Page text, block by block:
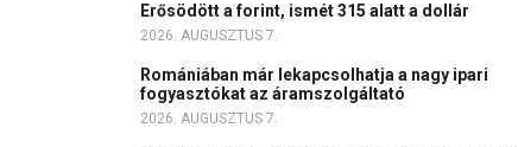
Erősödött a forint, ismét 315 alatt a dollár
2026. AUGUSZTUS 7.
Romániában már lekapcsolhatja a nagy ipari
fogyasztókat az áramszolgáltató
2026. AUGUSZTUS 7.